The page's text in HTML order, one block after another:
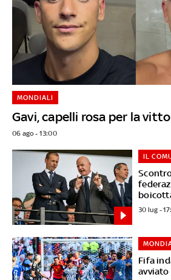
Gavi, capelli rosa per la
MONDIALI
06 ago - 13:00
IL
30 lug -
Fifa